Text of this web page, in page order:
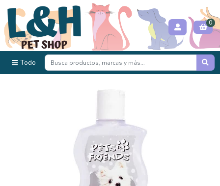
Todo
0